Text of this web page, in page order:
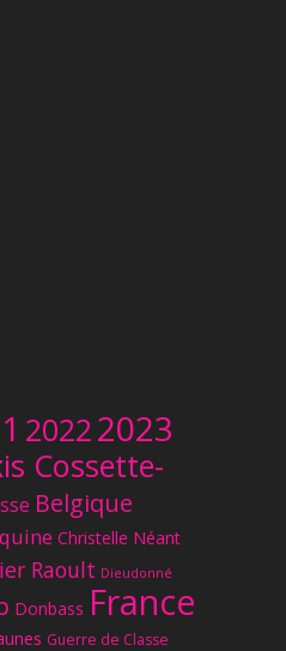
20222023
Cossette-
Belgique
Christelle Néant
Raoult Dieudonné
Donbass France
Guerre de Classe